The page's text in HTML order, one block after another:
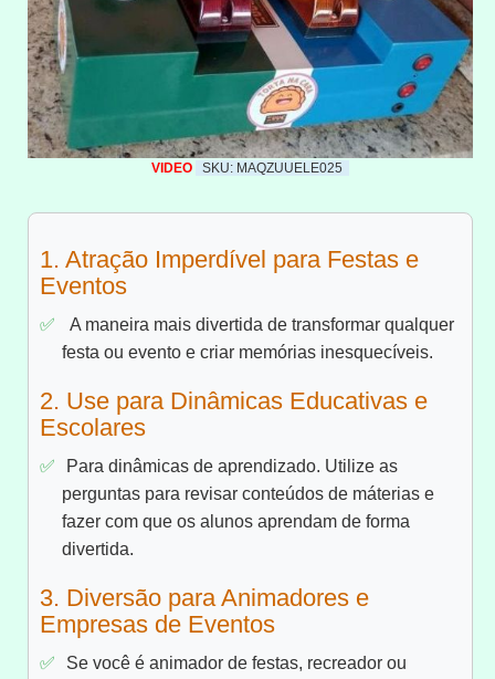
VIDEO SKU: MAQZUUELE025
1. Atração Imperdível para Festas e
Eventos
A maneira mais divertida de transformar qualquer
festa ou evento e criar memórias inesquecíveis.
2. Use para Dinâmicas Educativas e
Escolares
Para dinâmicas de aprendizado. Utilize as
perguntas para revisar conteúdos de máterias e
fazer com que os alunos aprendam de forma
divertida.
3. Diversão para Animadores e
Empresas de Eventos
Se você é animador de festas, recreador ou